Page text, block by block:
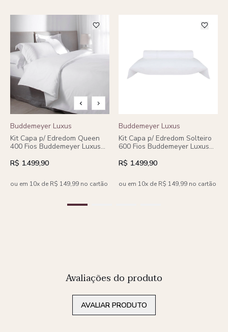
Buddemeyer Luxus
Kit Capa p/ Edredom Queen
400 Fios Buddemeyer Luxus
Penteado 3 peças
R$ 1.499,90
ou em 10x de R$ 149,99 no cartão
Buddemeyer Luxus
Kit Capa p/ Edredom Solteiro
600 Fios Buddemeyer Luxus
Penteado Branco 2 peças
R$ 1.499,90
ou em 10x de R$ 149,99 no cartão
Avaliações do produto
AVALIAR PRODUTO